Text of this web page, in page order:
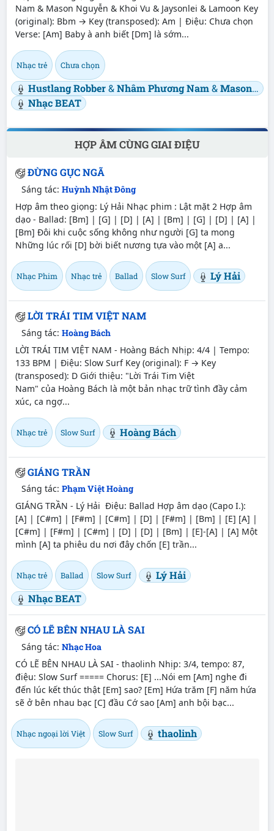
Nam & Mason Nguyễn & Khoi Vu & Jaysonlei & Lamoon Key
(original): Bbm → Key (transposed): Am | Điệu: Chưa chọn
Verse: [Am] Baby à anh biết [Dm] là sớm...
Nhạc trẻ Chưa chọn
Hustlang Robber&Nhâm Phương Nam&Mason Nguyễn
Nhạc BEAT
HỢP ÂM CÙNG GIAI ĐIỆU
ĐỪNG GỤC NGÃ
Sáng tác: Huỳnh Nhật Đông
Hợp âm theo giọng: Lý Hải Nhạc phim : Lật mặt 2 Hợp âm
dạo - Ballad: [Bm] | [G] | [D] | [A] | [Bm] | [G] | [D] | [A] |
[Bm] Đôi khi cuộc sống không như người [G] ta mong
Những lúc rối [D] bời biết nương tựa vào một [A] a...
Nhạc Phim Nhạc trẻ Ballad Slow Surf Lý Hải
LỜI TRÁI TIM VIỆT NAM
Sáng tác: Hoàng Bách
LỜI TRÁI TIM VIỆT NAM - Hoàng Bách Nhịp: 4/4 | Tempo:
133 BPM | Điệu: Slow Surf Key (original): F → Key
(transposed): D Giới thiệu: "Lời Trái Tim Việt
Nam" của Hoàng Bách là một bản nhạc trữ tình đầy cảm
xúc, ca ngợ...
Nhạc trẻ Slow Surf Hoàng Bách
GIÁNG TRẦN
Sáng tác: Phạm Việt Hoàng
GIÁNG TRẦN - Lý Hải Điệu: Ballad Hợp âm dạo (Capo I.):
[A] | [C#m] | [F#m] | [C#m] | [D] | [F#m] | [Bm] | [E] [A] |
[C#m] | [F#m] | [C#m] | [D] | [D] | [Bm] | [E]-[A] | [A] Một
mình [A] ta phiêu du nơi đây chốn [E] trần...
Nhạc trẻ Ballad Slow Surf
Lý Hải
Nhạc BEAT
CÓ LẼ BÊN NHAU LÀ SAI
Sáng tác: Nhạc Hoa
CÓ LẼ BÊN NHAU LÀ SAI - thaolinh Nhịp: 3/4, tempo: 87,
điệu: Slow Surf ===== Chorus: [E] ...Nói em [Am] nghe đi
đến lúc kết thúc thật [Em] sao? [Em] Hứa trăm [F] năm hứa
sẽ ở bên nhau bạc [C] đầu Cớ sao [Am] anh bội bạc...
Nhạc ngoại lời Việt Slow Surf thaolinh